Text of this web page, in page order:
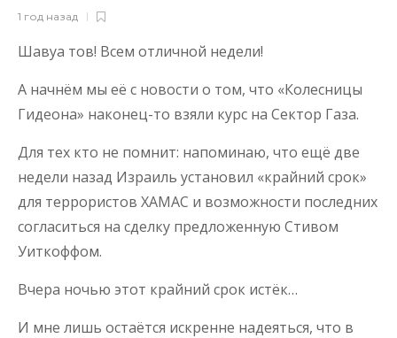
1 год назад
Шавуа тов! Всем отличной недели!
А начнём мы её с новости о том, что «Колесницы
Гидеона» наконец-то взяли курс на Сектор Газа.
Для тех кто не помнит: напоминаю, что ещё две
недели назад Израиль установил «крайний срок»
для террористов ХАМАС и возможности последних
согласиться на сделку предложенную Стивом
Уиткоффом.
Вчера ночью этот крайний срок истёк…
И мне лишь остаётся искренне надеяться, что в